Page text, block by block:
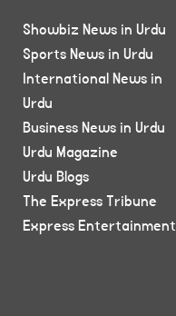
Showbiz News in Urdu
Sports News in Urdu
International News in
Urdu
Business News in Urdu
Urdu Magazine
Urdu Blogs
The Express Tribune
Express Entertainment